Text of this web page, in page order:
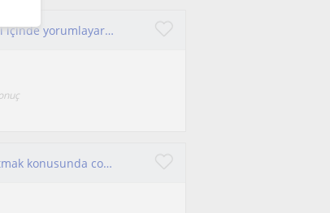
Kendimi, konuları ezberden uzak, neden-sonuç ilişkisi içinde yorumlayarak anlatan bir eğitimci olarak tanımlıyorum.
Ben öğrenmeyi ve öğrendiğim şeyleri başkasına anlatmak konusunda cok heyecanlı biriyim. Derslerim ortaokul kademesine yönelik